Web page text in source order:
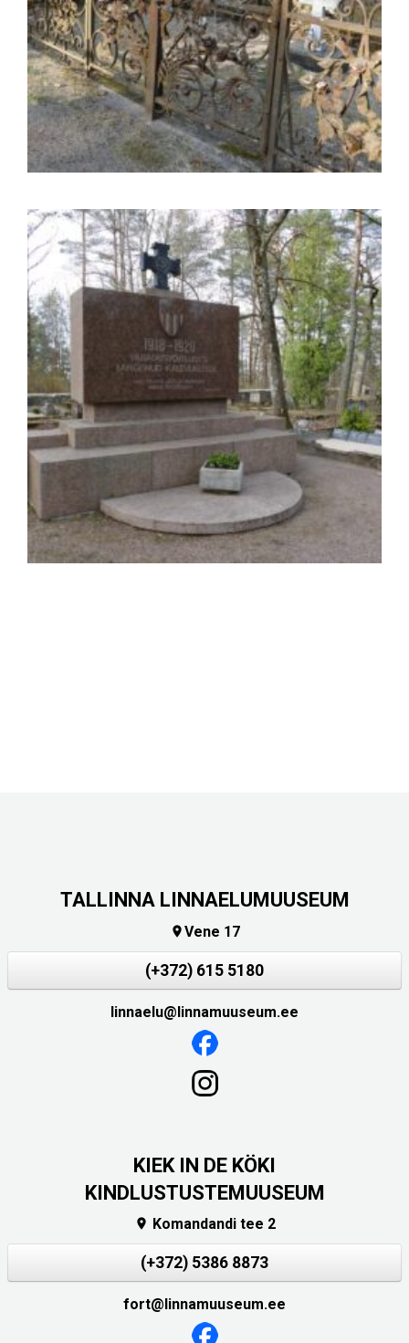
TALLINNA LINNAELUMUUSEUM
Vene 17
(+372) 615 5180
linnaelu@linnamuuseum.ee
KIEK IN DE KÖKI
KINDLUSTUSTEMUUSEUM
 Komandandi tee 2
(+372) 5386 8873
fort@linnamuuseum.ee